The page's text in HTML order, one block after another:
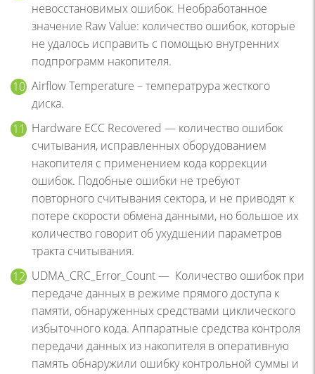
невосстановимых ошибок. Необработанное
значение Raw Value: количество ошибок, которые
не удалось исправить с помощью внутренних
подпрограмм накопителя.
Airflow Temperature – температрура жесткого
диска.
Hardware ECC Recovered — количество ошибок
считывания, исправленных оборудованием
накопителя с применением кода коррекции
ошибок. Подобные ошибки не требуют
повторного считывания сектора, и не приводят к
потере скорости обмена данными, но большое их
количество говорит об ухудшении параметров
тракта считывания.
UDMA_CRC_Error_Count — Количество ошибок при
передаче данных в режиме прямого доступа к
памяти, обнаруженных средствами циклического
избыточного кода. Аппаратные средства контроля
передачи данных из накопителя в оперативную
память обнаружили ошибку контрольной суммы и